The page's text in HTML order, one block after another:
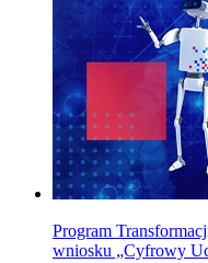
Program
wniosku „Cyfrowy